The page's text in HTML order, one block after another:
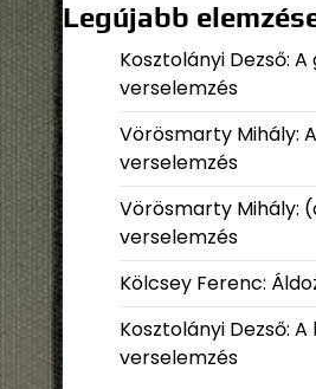
Legújabb
Kosztolányi Dezső:
verselemzés
Vörösmarty Mihály:
verselemzés
Vörösmarty Mihály:
verselemzés
Kölcsey Ferenc:
Kosztolányi Dezső:
verselemzés